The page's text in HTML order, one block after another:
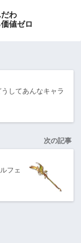
わ
値ゼロ
うしてあんなキャラ
次の記事
フェ